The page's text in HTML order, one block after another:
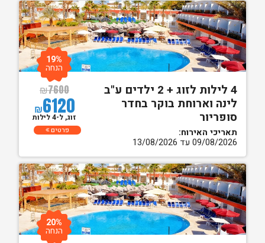
4 לילות לזוג + 2 ילדים ע"ב
לינה וארוחת בוקר בחדר
סופריור
תאריכי האירוח:
09/08/2026 עד 13/08/2026
₪7600
₪6120
19%
הנחה
זוג, ל-4 לילות
פרטים
20%
הנחה